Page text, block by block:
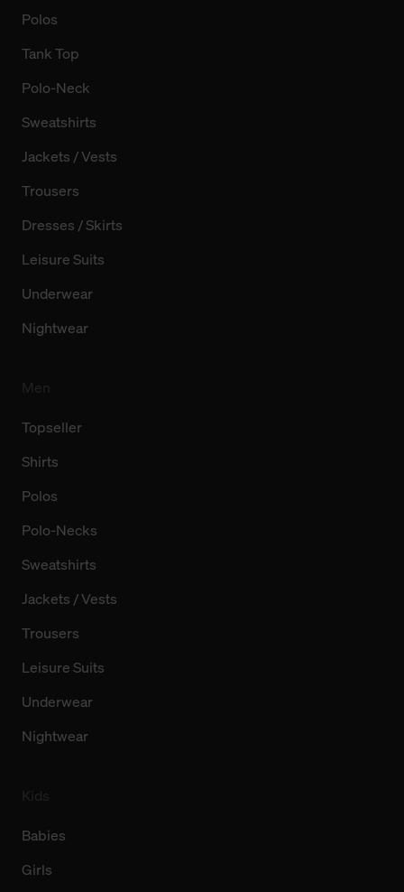
Polos
Tank Top
Polo-Neck
Sweatshirts
Jackets / Vests
Trousers
Dresses / Skirts
Leisure Suits
Underwear
Nightwear
Topseller
Shirts
Polos
Polo-Necks
Sweatshirts
Jackets / Vests
Trousers
Leisure Suits
Underwear
Nightwear
Babies
Girls